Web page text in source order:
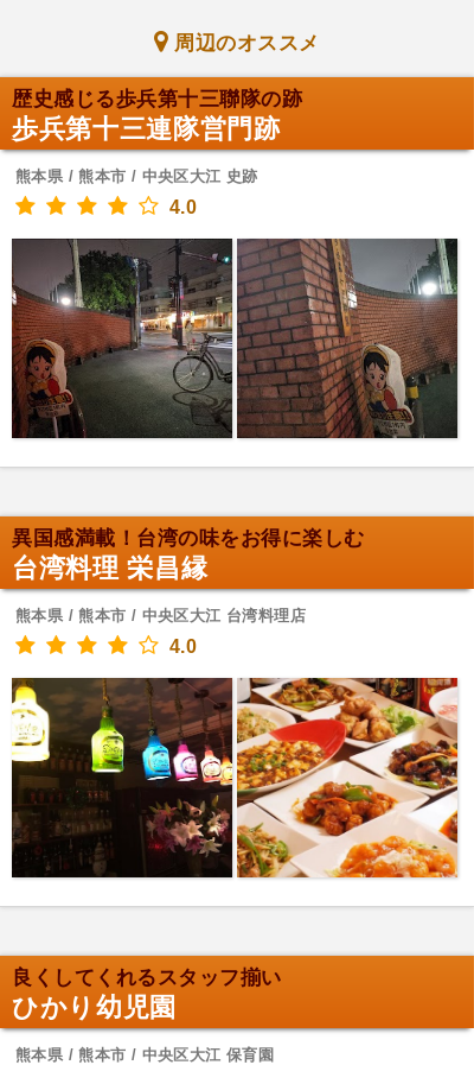
周辺のオススメ
歴史感じる歩兵第十三聯隊の跡
歩兵第十三連隊営門跡
熊本県 / 熊本市 / 中央区大江 史跡
4.0
異国感満載！台湾の味をお得に楽しむ
台湾料理 栄昌縁
熊本県 / 熊本市 / 中央区大江 台湾料理店
4.0
良くしてくれるスタッフ揃い
ひかり幼児園
熊本県 / 熊本市 / 中央区大江 保育園